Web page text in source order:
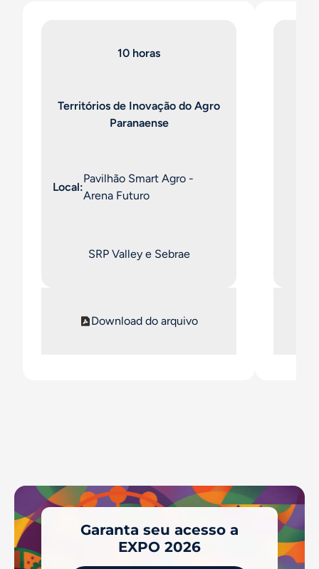
10 horas
Territórios de Inovação do Agro
Paranaense
Pavilhão Smart Agro -
Arena Futuro
SRP Valley e Sebrae
Download do arquivo
Garanta seu acesso a
EXPO 2026